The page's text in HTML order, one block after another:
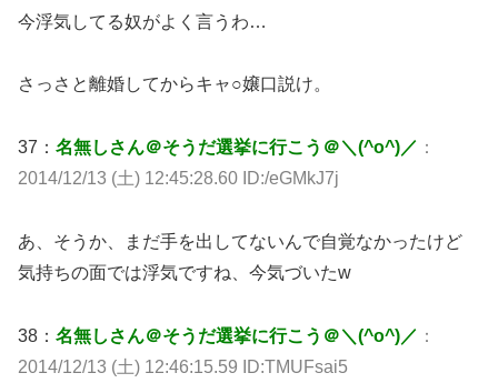
今浮気してる奴がよく言うわ…
さっさと離婚してからキャ○嬢口説け。
37： 名無しさん＠そうだ選挙に行こう＠＼(^o^)／ ：
2014/12/13 (土) 12:45:28.60 ID:/eGMkJ7j
あ、そうか、まだ手を出してないんで自覚なかったけど
気持ちの面では浮気ですね、今気づいたw
38： 名無しさん＠そうだ選挙に行こう＠＼(^o^)／ ：
2014/12/13 (土) 12:46:15.59 ID:TMUFsai5